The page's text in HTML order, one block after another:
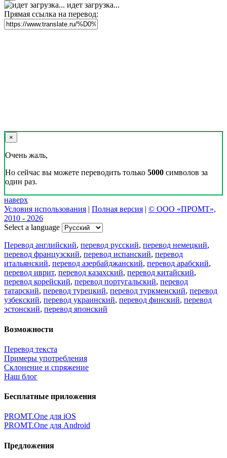
идет загрузка...
Прямая ссылка на перевод:
×
Очень жаль,
Но сейчас вы можете переводить только 5000 символов за
один раз.
наверх
Условия использования | Полная версия | © ООО «ПРОМТ»,
2010 - 2026
Select a language
Перевод английский, перевод русский, перевод немецкий,
перевод французский, перевод испанский, перевод
итальянский, перевод азербайджанский, перевод арабский,
перевод иврит, перевод казахский, перевод китайский,
перевод корейский, перевод португальский, перевод
татарский, перевод турецкий, перевод туркменский, перевод
узбекский, перевод украинский, перевод финский, перевод
эстонский, перевод японский
Возможности
Перевод текста
Примеры употребления
Склонение и спряжение
Наш блог
Бесплатные приложения
PROMT.One для iOS
PROMT.One для Android
Предложения